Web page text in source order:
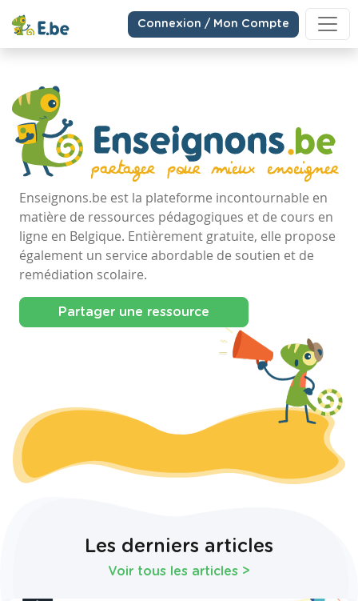
Connexion / Mon Compte
Enseignons.be est la plateforme incontournable en
matière de ressources pédagogiques et de cours en
ligne en Belgique. Entièrement gratuite, elle propose
également un service abordable de soutien et de
remédiation scolaire.
Partager une ressource
Les derniers articles
Voir tous les articles >